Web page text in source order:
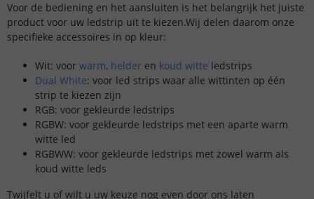
Voor de bediening en het aansluiten is het belangrijk het juiste
product voor uw ledstrip uit te kiezen.Wij delen daarom onze
specifieke accessoires in op kleur:
Wit: voor warm, helder en koud witte ledstrips
Dual White: voor led strips waar alle wittinten op één
strip te kiezen zijn
RGB: voor gekleurde ledstrips
RGBW: voor gekleurde ledstrips met een aparte warm
witte led
RGBWW: voor gekleurde ledstrips met zowel warm als
koud witte leds
Twijfelt u of wilt u uw keuze nog even door ons laten